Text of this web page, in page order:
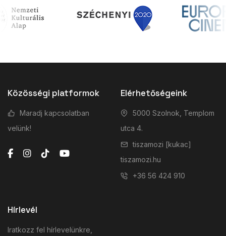
Közösségi platformok
Maradj kapcsolatban
velünk!
Elérhetőségeink
5000 Szolnok, Templom
utca 4.
tiszamozi [kukac]
tiszamozi.hu
+36 56 424 910
Hírlevél
Iratkozz fel hírlevelünkre,